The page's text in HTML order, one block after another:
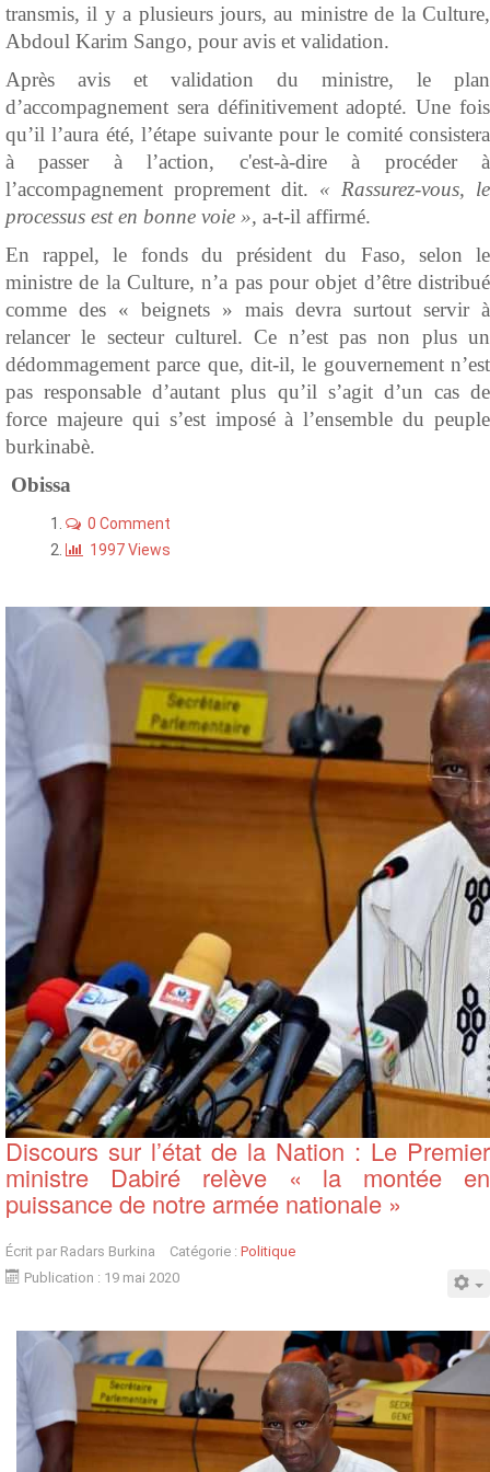
transmis, il y a plusieurs jours, au ministre de la Culture,
Abdoul Karim Sango, pour avis et validation.
Après avis et validation du ministre, le plan
d’accompagnement sera définitivement adopté. Une fois
qu’il l’aura été, l’étape suivante pour le comité consistera
à passer à l’action, c'est-à-dire à procéder à
l’accompagnement proprement dit. « Rassurez-vous, le
processus est en bonne voie », a-t-il affirmé.
En rappel, le fonds du président du Faso, selon le
ministre de la Culture, n’a pas pour objet d’être distribué
comme des « beignets » mais devra surtout servir à
relancer le secteur culturel. Ce n’est pas non plus un
dédommagement parce que, dit-il, le gouvernement n’est
pas responsable d’autant plus qu’il s’agit d’un cas de
force majeure qui s’est imposé à l’ensemble du peuple
burkinabè.
Obissa
0 Comment
1997 Views
Discours sur l’état de la Nation : Le Premier
ministre Dabiré relève « la montée en
puissance de notre armée nationale »
Écrit par Radars Burkina Catégorie : Politique
Publication : 19 mai 2020